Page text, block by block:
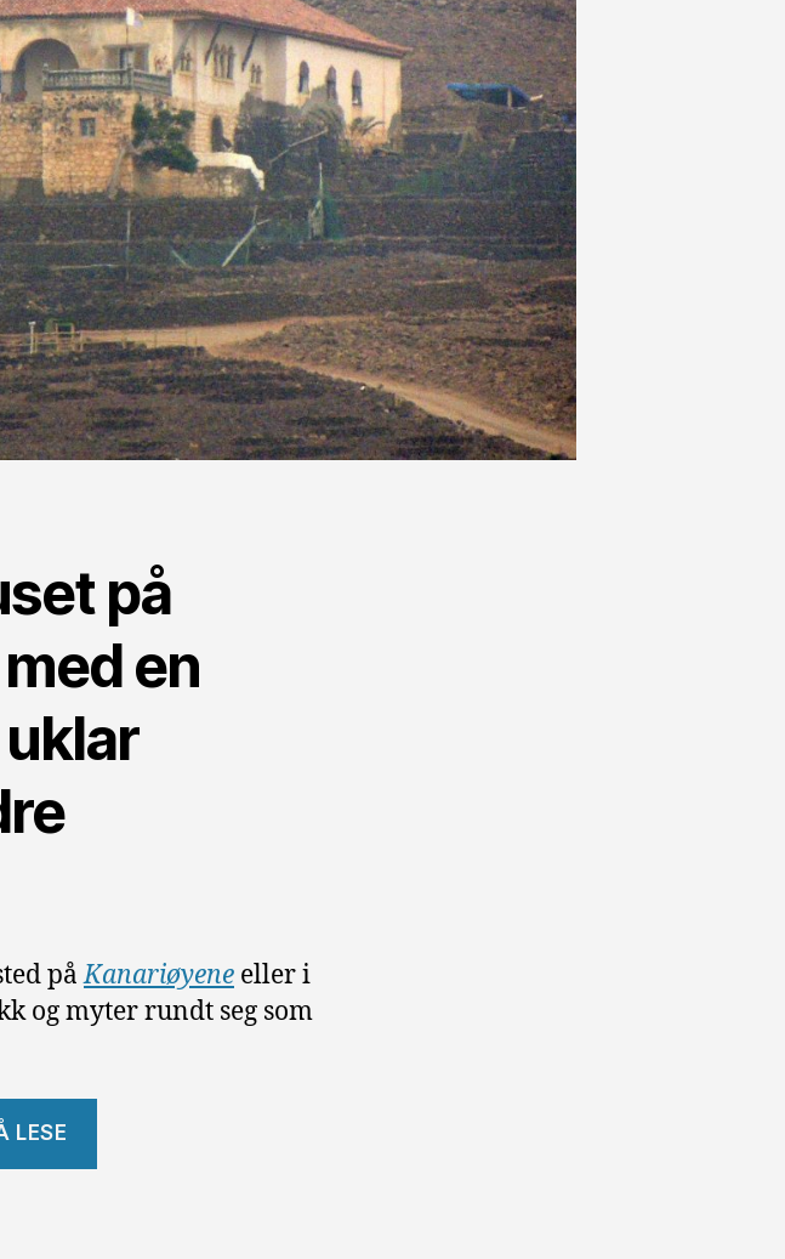
på
en
påKanariøyene eller i
og myter rundt seg som
LESE